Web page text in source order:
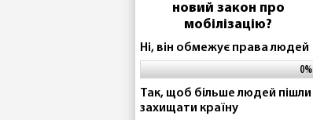
новий закон про
мобілізацію?
Ні, він обмежує права людей
0%
Так, щоб більше людей пішли
захищати країну